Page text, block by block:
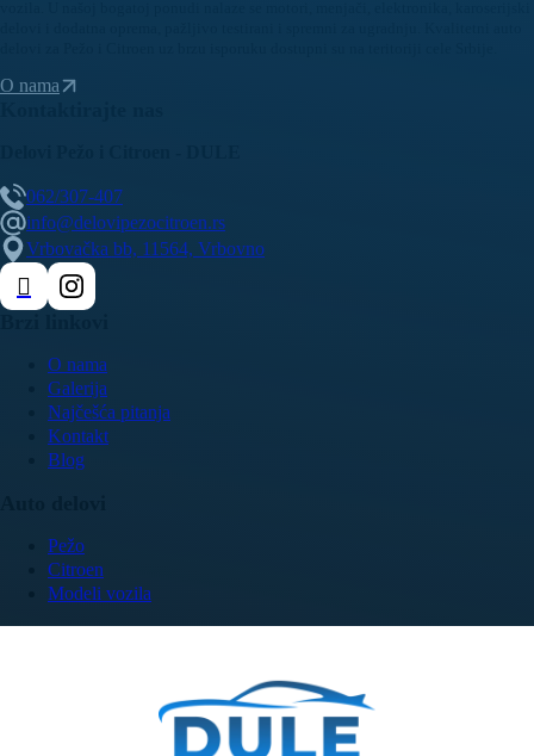
O nama
O nama
Galerija
Najčešća pitanja
Kontakt
Blog
Pežo
Citroen
Modeli vozila
062/307-407
info@delovipezocitroen.rs
Vrbovačka bb, 11564, Vrbovno